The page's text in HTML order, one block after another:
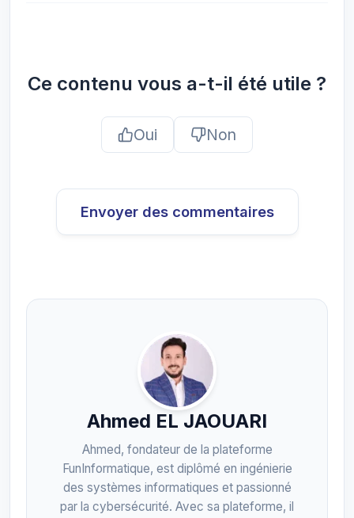
Ce contenu vous a-t-il été utile ?
Oui Non
Envoyer des commentaires
Ahmed EL JAOUARI
Ahmed, fondateur de la plateforme
FunInformatique, est diplômé en ingénierie
des systèmes informatiques et passionné
par la cybersécurité. Avec sa plateforme, il